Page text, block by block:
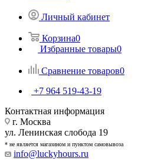
Личный кабинет
Корзина0
Избранные товары0
Сравнение товаров0
+7 964 519-43-19
Контактная информация
г. Москва
ул. Ленинская слобода 19
* не является магазином и пунктом самовывоза
info@luckyhours.ru